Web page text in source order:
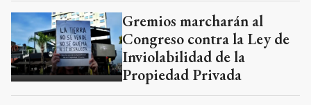
Gremios marcharán al
Congreso contra la Ley de
Inviolabilidad de la
Propiedad Privada